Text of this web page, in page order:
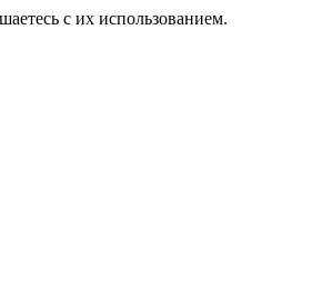
с их использованием.